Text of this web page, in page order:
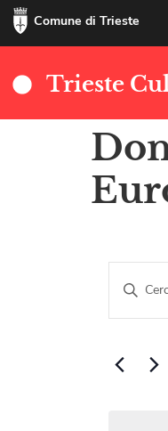
Comune di Trieste
Trieste
viste
Inserisci
Parola
Cerca
Parola